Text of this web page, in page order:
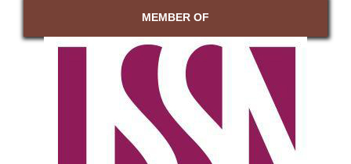
MEMBER OF